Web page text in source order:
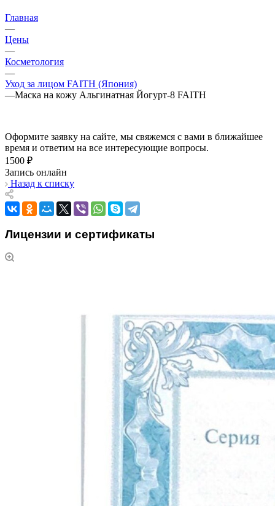
Главная
—
Цены
—
Косметология
—
Уход за лицом FAITH (Япония)
—Маска на кожу Альгинатная Йогурт-8 FAITH
Оформите заявку на сайте, мы свяжемся с вами в ближайшее
время и ответим на все интересующие вопросы.
1500 ₽
Запись онлайн
Назад к списку
Лицензии и сертификаты